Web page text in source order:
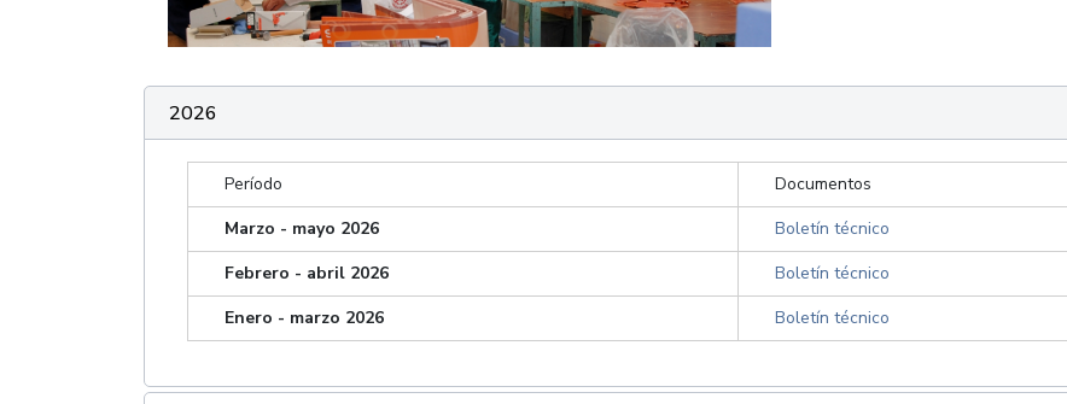
2026
Período Documentos
Marzo - mayo 2026
Boletín técnico
Febrero - abril 2026
Boletín técnico
Enero - marzo 2026
Boletín técnico